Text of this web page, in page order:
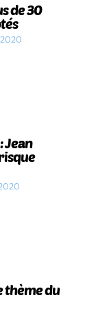
de 30
Jean
thème du